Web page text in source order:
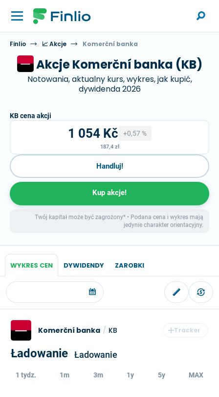
Finlio 📈 Akcje Komerční banka
Akcje Komerční banka (KB)
Notowania, aktualny kurs, wykres, jak kupić,
dywidenda 2026
KB cena akcji
1 054 Kč +0,57 %
187,4 zł
Handluj!
Kup akcje!
Twój kapitał może być zagrożony* • Podana cena i wykres mają
jedynie charakter orientacyjny.
WYKRES CEN DYWIDENDY ZAROBKI
Komerční banka / KB
Ładowanie Ładowanie
1 tydz. 1m 3m 1y 5y MAX